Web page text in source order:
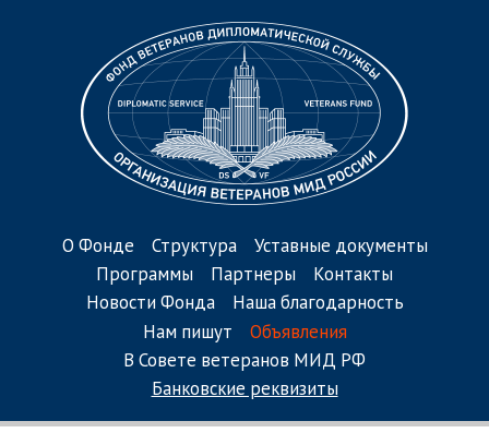
О Фонде Структура
Уставные документы
Программы
Партнеры
Контакты
Новости Фонда
Наша благодарность
Нам пишут
Объявления
В Совете ветеранов МИД РФ
Банковские реквизиты